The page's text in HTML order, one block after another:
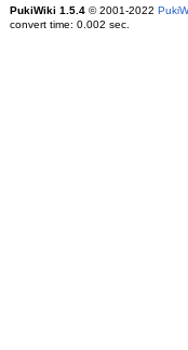
PukiWiki 1.5.4© 2001-2022
convert time: 0.002 sec.